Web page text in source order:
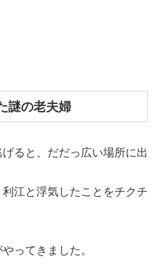
謎の老夫婦
ると、だだっ広い場所に出
江と浮気したことをチクチ
ってきました。